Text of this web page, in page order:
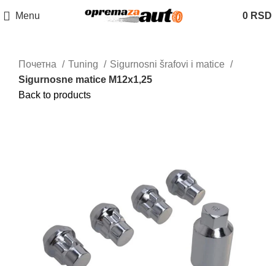
Menu 0 RSD
Почетна Tuning
Sigurnosni šrafovi i matice
Sigurnosne matice M12x1,25
Back to products